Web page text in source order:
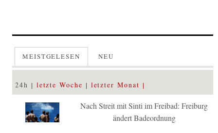
MEISTGELESEN NEU
24h letzte Woche letzter Monat
Nach Streit mit Sinti im Freibad: Freiburg
ändert Badeordnung